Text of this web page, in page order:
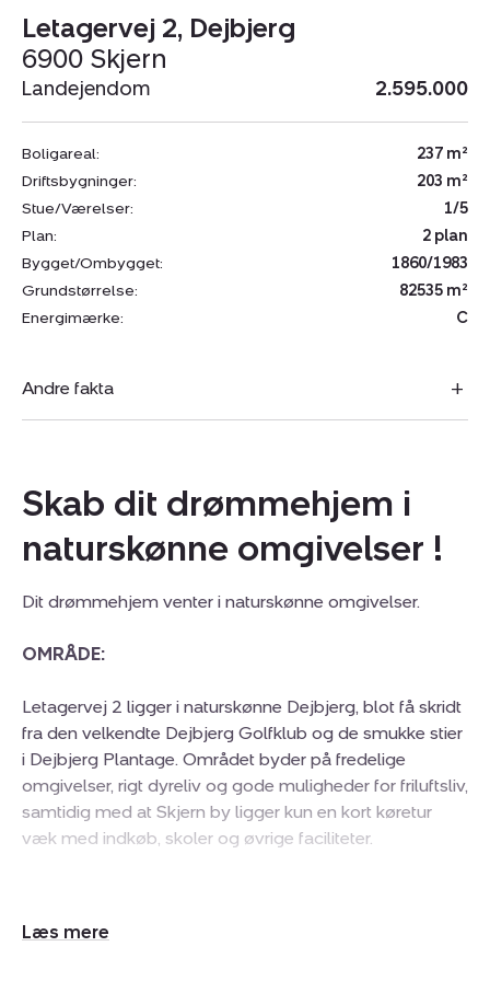
Letagervej 2, Dejbjerg
6900 Skjern
Landejendom 2.595.000
Boligareal:
237 m²
Driftsbygninger:
203 m²
Stue/Værelser:
1/5
Plan:
2 plan
Bygget/Ombygget:
1860/1983
Grundstørrelse:
82535 m²
Energimærke:
C
Andre fakta
Skab dit drømmehjem i
naturskønne omgivelser !
Dit drømmehjem venter i naturskønne omgivelser.
OMRÅDE:
Letagervej 2 ligger i naturskønne Dejbjerg, blot få skridt
fra den velkendte Dejbjerg Golfklub og de smukke stier
i Dejbjerg Plantage. Området byder på fredelige
omgivelser, rigt dyreliv og gode muligheder for friluftsliv,
samtidig med at Skjern by ligger kun en kort køretur
væk med indkøb, skoler og øvrige faciliteter.
Velkommen til denne charmerende landejendom som